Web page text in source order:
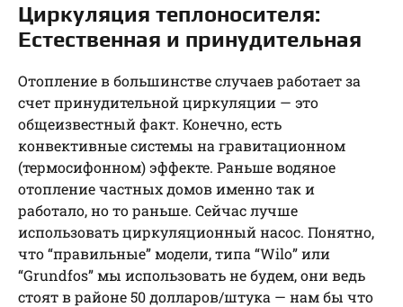
Циркуляция теплоносителя:
Естественная и принудительная
Отопление в большинстве случаев работает за
счет принудительной циркуляции — это
общеизвестный факт. Конечно, есть
конвективные системы на гравитационном
(термосифонном) эффекте. Раньше водяное
отопление частных домов именно так и
работало, но то раньше. Сейчас лучше
использовать циркуляционный насос. Понятно,
что “правильные” модели, типа “Wilo” или
“Grundfos” мы использовать не будем, они ведь
стоят в районе 50 долларов/штука — нам бы что